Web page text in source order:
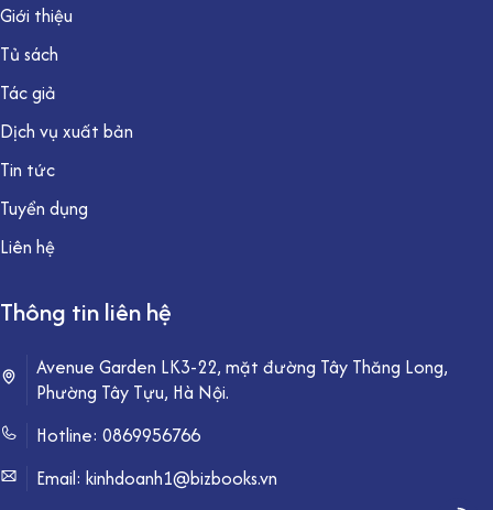
Giới thiệu
Tủ sách
Tác giả
Dịch vụ xuất bản
Tin tức
Tuyển dụng
Liên hệ
Thông tin liên hệ
Avenue Garden LK3-22, mặt đường Tây Thăng Long,
Phường Tây Tựu, Hà Nội.
Hotline: 0869956766
Email: kinhdoanh1@bizbooks.vn